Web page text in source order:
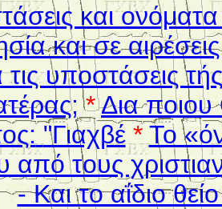
και
και σε αιρέσεις
τις υποστάσεις
*Δια
"Γιαχβέ * Το
από τους
- Και το αΐδιο